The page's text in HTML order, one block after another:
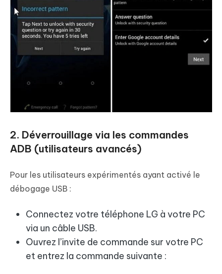
2. Déverrouillage via les commandes
ADB (utilisateurs avancés)
Pour les utilisateurs expérimentés ayant activé le
débogage USB :
Connectez votre téléphone LG à votre PC
via un câble USB.
Ouvrez l’invite de commande sur votre PC
et entrez la commande suivante :